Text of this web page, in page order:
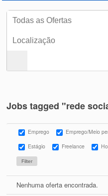
Jobs tagged "rede
Emprego Emprego/Meio
Estágio
Freelance
Nenhuma oferta encontrada.